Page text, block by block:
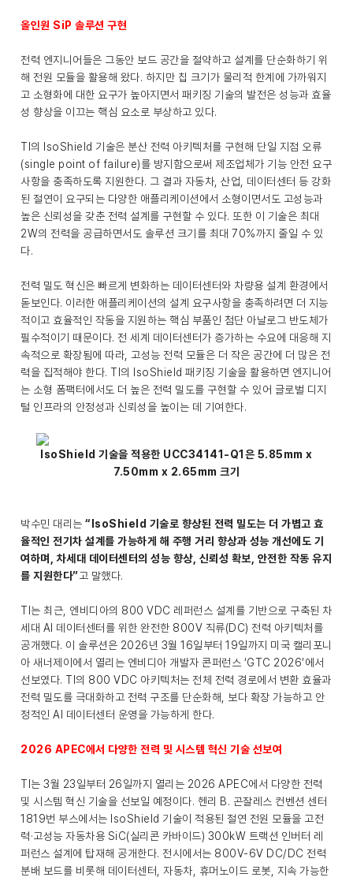
올인원 SiP 솔루션 구현
전력 엔지니어들은 그동안 보드 공간을 절약하고 설계를 단순화하기 위
해 전원 모듈을 활용해 왔다. 하지만 칩 크기가 물리적 한계에 가까워지
고 소형화에 대한 요구가 높아지면서 패키징 기술의 발전은 성능과 효율
성 향상을 이끄는 핵심 요소로 부상하고 있다.
TI의 IsoShield 기술은 분산 전력 아키텍처를 구현해 단일 지점 오류
(single point of failure)를 방지함으로써 제조업체가 기능 안전 요구
사항을 충족하도록 지원한다. 그 결과 자동차, 산업, 데이터센터 등 강화
된 절연이 요구되는 다양한 애플리케이션에서 소형이면서도 고성능과
높은 신뢰성을 갖춘 전력 설계를 구현할 수 있다. 또한 이 기술은 최대
2W의 전력을 공급하면서도 솔루션 크기를 최대 70%까지 줄일 수 있
다.
전력 밀도 혁신은 빠르게 변화하는 데이터센터와 차량용 설계 환경에서
돋보인다. 이러한 애플리케이션의 설계 요구사항을 충족하려면 더 지능
적이고 효율적인 작동을 지원하는 핵심 부품인 첨단 아날로그 반도체가
필수적이기 때문이다. 전 세계 데이터센터가 증가하는 수요에 대응해 지
속적으로 확장됨에 따라, 고성능 전력 모듈은 더 작은 공간에 더 많은 전
력을 집적해야 한다. TI의 IsoShield 패키징 기술을 활용하면 엔지니어
는 소형 폼팩터에서도 더 높은 전력 밀도를 구현할 수 있어 글로벌 디지
털 인프라의 안정성과 신뢰성을 높이는 데 기여한다.
IsoShield 기술을 적용한 UCC34141-Q1은 5.85mm x
7.50mm x 2.65mm 크기
박수민 대리는 “IsoShield 기술로 향상된 전력 밀도는 더 가볍고 효
율적인 전기차 설계를 가능하게 해 주행 거리 향상과 성능 개선에도 기
여하며, 차세대 데이터센터의 성능 향상, 신뢰성 확보, 안전한 작동 유지
를 지원한다”고 말했다.
TI는 최근, 엔비디아의 800 VDC 레퍼런스 설계를 기반으로 구축된 차
세대 AI 데이터센터를 위한 완전한 800V 직류(DC) 전력 아키텍처를
공개했다. 이 솔루션은 2026년 3월 16일부터 19일까지 미국 캘리포니
아 새너제이에서 열리는 엔비디아 개발자 콘퍼런스 ‘GTC 2026’에서
선보였다. TI의 800 VDC 아키텍처는 전체 전력 경로에서 변환 효율과
전력 밀도를 극대화하고 전력 구조를 단순화해, 보다 확장 가능하고 안
정적인 AI 데이터센터 운영을 가능하게 한다.
2026 APEC에서 다양한 전력 및 시스템 혁신 기술 선보여
TI는 3월 23일부터 26일까지 열리는 2026 APEC에서 다양한 전력
및 시스템 혁신 기술을 선보일 예정이다. 헨리 B. 곤잘레스 컨벤션 센터
1819번 부스에서는 IsoShield 기술이 적용된 절연 전원 모듈을 고전
력·고성능 자동차용 SiC(실리콘 카바이드) 300kW 트랙션 인버터 레
퍼런스 설계에 탑재해 공개한다. 전시에서는 800V-6V DC/DC 전력
분배 보드를 비롯해 데이터센터, 자동차, 휴머노이드 로봇, 지속 가능한